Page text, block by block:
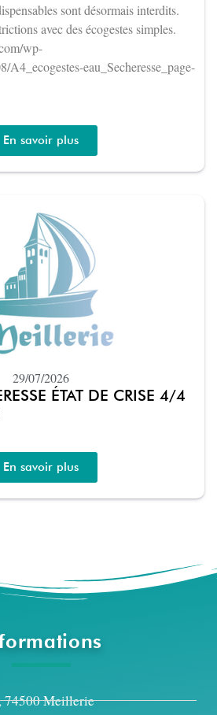
sont désormais interdits.
avec des écogestes simples.
wp-
A4_ecogestes-eau_Secheresse_page-
En savoir plus
29/07/2026
ÉTAT DE CRISE 4/4
En savoir plus
74500 Meillerie